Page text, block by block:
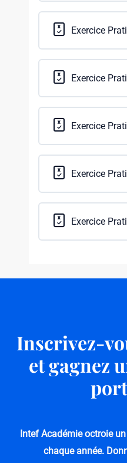
Exercice
Exercice
Exercice
Exercice
Exercice
Inscrivez-
et gagnez
Intef Académie octroie
chaque année.